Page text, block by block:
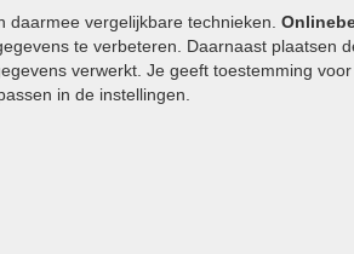
daarmee vergelijkbare technieken.
te verbeteren. Daarnaast plaatsen
verwerkt. Je geeft toestemming
in de instellingen.
Betonblokken
Stapelstenen
Extra benodigdheden